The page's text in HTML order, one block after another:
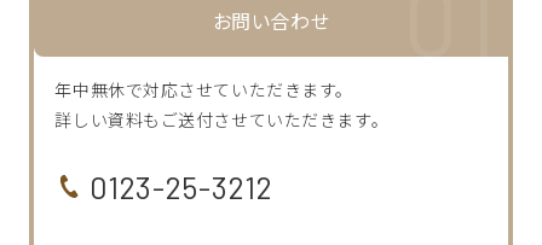
お問い合わせ
年中無休で対応させていただきます。
詳しい資料もご送付させていただきます。
0123-25-3212